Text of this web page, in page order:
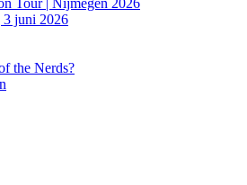
Tour | Nijmegen 2026
3 juni 2026
the Nerds?